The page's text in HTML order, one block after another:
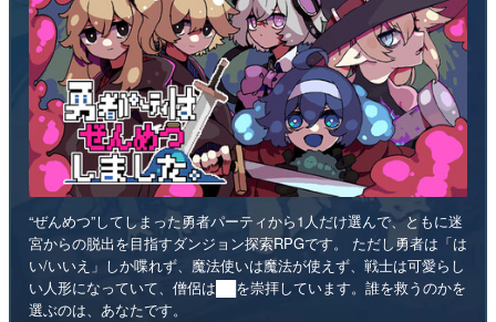
“ぜんめつ”してしまった勇者パーティから1人だけ選んで、ともに迷
宮からの脱出を目指すダンジョン探索RPGです。 ただし勇者は「は
い/いいえ」しか喋れず、魔法使いは魔法が使えず、戦士は可愛らし
い人形になっていて、僧侶は██を崇拝しています。誰を救うのかを
選ぶのは、あなたです。